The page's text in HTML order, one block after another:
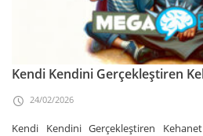
Kendi Kendini Gerçekleştiren
24/02/2026
Kendi Kendini Gerçekleştiren